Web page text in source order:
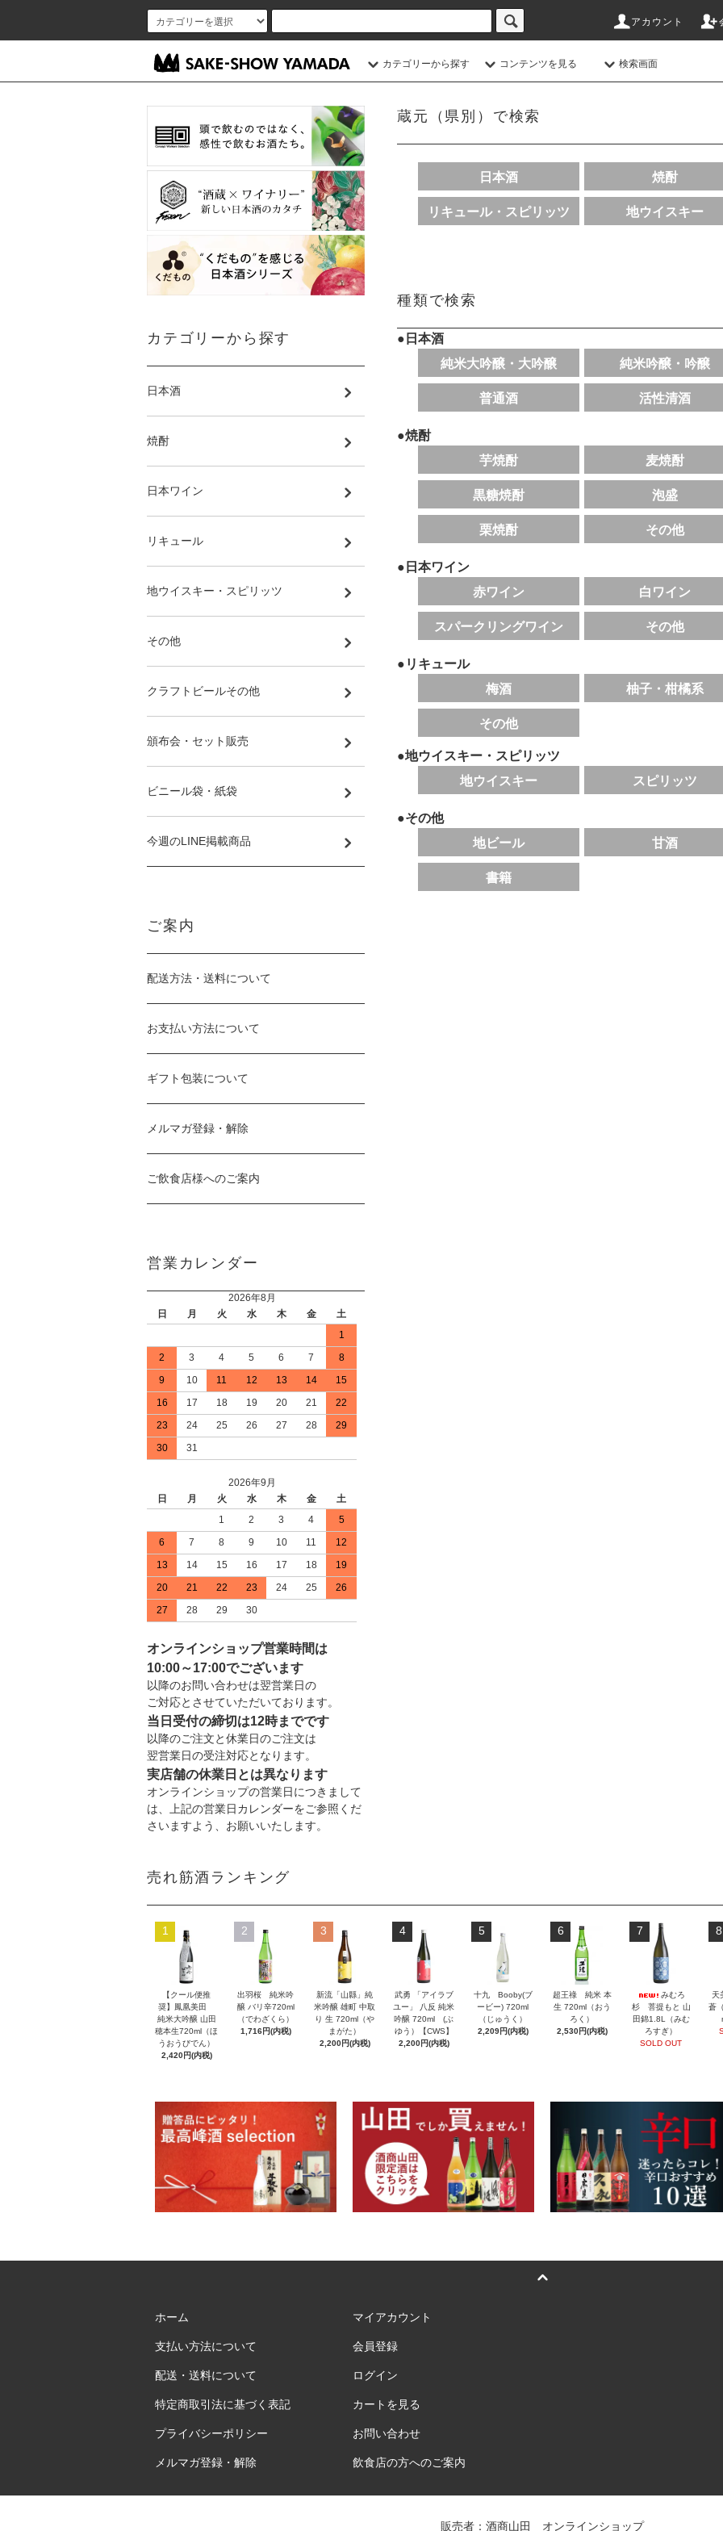
アカウント
カテゴリーから探す コンテンツを見る 検索画面
蔵元（県別）で検索
日本酒 焼酎
リキュール・スピリッツ 地ウイスキー
種類で検索
●日本酒
純米大吟醸・大吟醸 純米吟醸・吟醸
普通酒 活性清酒
●焼酎
芋焼酎 麦焼酎
黒糖焼酎 泡盛
栗焼酎 その他
●日本ワイン
赤ワイン 白ワイン
スパークリングワイン その他
●リキュール
梅酒 柚子・柑橘系
その他
●地ウイスキー・スピリッツ
地ウイスキー スピリッツ
●その他
地ビール 甘酒
書籍
カテゴリーから探す
日本酒
焼酎
日本ワイン
リキュール
地ウイスキー・スピリッツ
その他
クラフトビールその他
頒布会・セット販売
ビニール袋・紙袋
今週のLINE掲載商品
ご案内
配送方法・送料について
お支払い方法について
ギフト包装について
メルマガ登録・解除
ご飲食店様へのご案内
営業カレンダー
2026年8月
日
月 火 水 木 金
土
1
2
3 4 5 6 7
8
9
10 11 12 13 14
15
16
17 18 19 20 21
22
23
24 25 26 27 28
29
30
31
2026年9月
日
月 火 水 木 金
土
1
2 3 4
5
6
7 8 9 10 11
12
13
14 15 16 17 18
19
20
21 22 23 24 25
26
27
28 29 30
オンラインショップ営業時間は
10:00～17:00でございます
以降のお問い合わせは翌営業日の
ご対応とさせていただいております。
当日受付の締切は12時までです
以降のご注文と休業日のご注文は
翌営業日の受注対応となります。
実店舗の休業日とは異なります
オンラインショップの営業日につきまして
は、上記の営業日カレンダーをご参照くだ
さいますよう、お願いいたします。
売れ筋酒ランキング
1
【クール便推
奨】鳳凰美田
純米大吟醸 山田
穂本生720ml（ほ
うおうびでん）
2,420円(内税)
2
出羽桜 純米吟
醸 バリ辛720ml
（でわざくら）
1,716円(内税)
3
新流「山縣」純
米吟醸 雄町 中取
り 生 720ml（や
まがた）
2,200円(内税)
4
武勇 「アイラブ
ユー」 八反 純米
吟醸 720ml (ぶ
ゆう）【CWS】
2,200円(内税)
5
十九 Booby(ブ
ービー) 720ml
（じゅうく）
2,209円(内税)
6
超王祿 純米 本
生 720ml（おう
ろく）
2,530円(内税)
7
みむろ
杉 菩提もと 山
田錦1.8L（みむ
ろすぎ）
SOLD OUT
8
天
蒼
ホーム
支払い方法について
配送・送料について
特定商取引法に基づく表記
プライバシーポリシー
メルマガ登録・解除
マイアカウント
会員登録
ログイン
カートを見る
お問い合わせ
飲食店の方へのご案内
販売者：酒商山田 オンラインショップ